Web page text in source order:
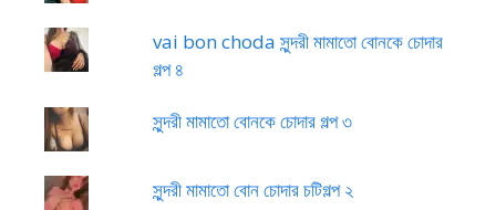
vai bon choda সুন্দরী মামাতো বোনকে চোদার
গল্প ৪
সুন্দরী মামাতো বোনকে চোদার গল্প ৩
সুন্দরী মামাতো বোন চোদার চটিগল্প ২